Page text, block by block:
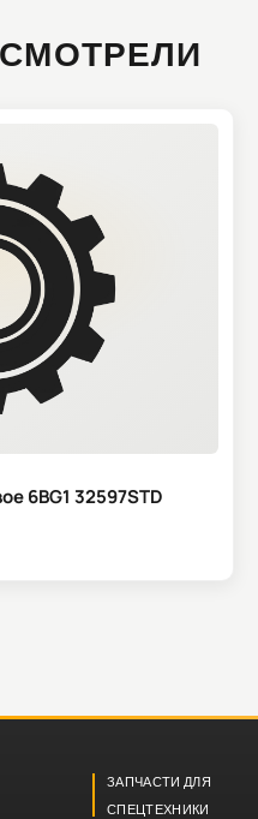
6BG1 32597STD
ЗАПЧАСТИ ДЛЯ
СПЕЦТЕХНИКИ